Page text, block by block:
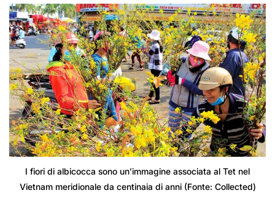
I fiori di albicocca sono un’immagine associata al Tet nel
Vietnam meridionale da centinaia di anni (Fonte: Collected)